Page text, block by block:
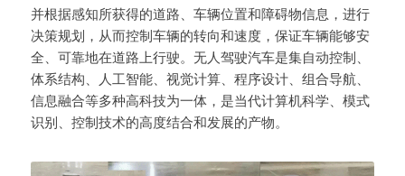
并根据感知所获得的道路、车辆位置和障碍物信息，进行
决策规划，从而控制车辆的转向和速度，保证车辆能够安
全、可靠地在道路上行驶。无人驾驶汽车是集自动控制、
体系结构、人工智能、视觉计算、程序设计、组合导航、
信息融合等多种高科技为一体，是当代计算机科学、模式
识别、控制技术的高度结合和发展的产物。